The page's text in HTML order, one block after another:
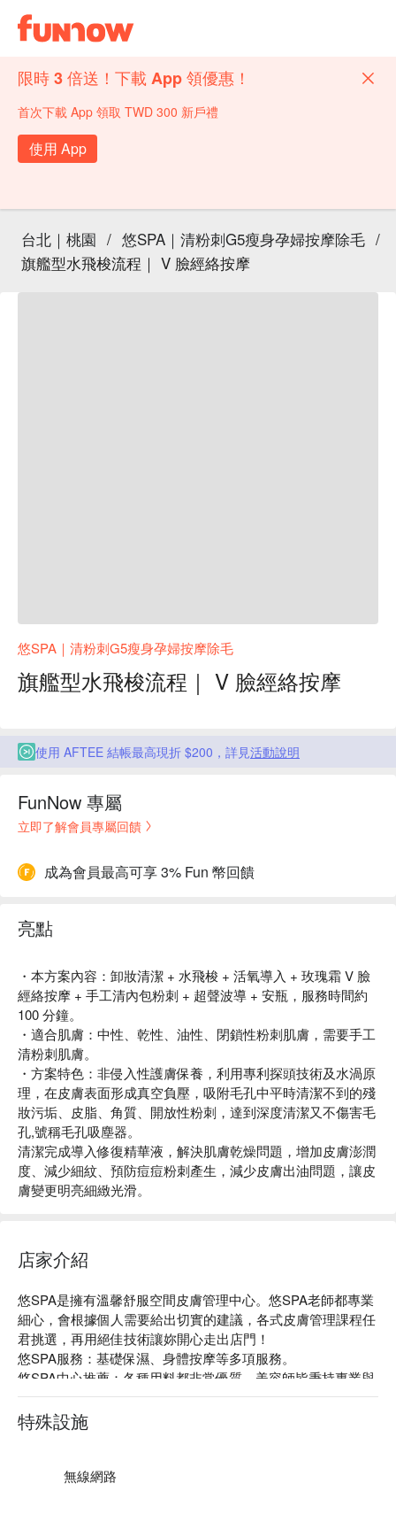
限時 3 倍送！下載 App 領優惠！
首次下載 App 領取 TWD 300 新戶禮
使用 App
台北｜桃園 / 悠SPA｜清粉刺G5瘦身孕婦按摩除毛 /
旗艦型水飛梭流程｜ V 臉經絡按摩
悠SPA｜清粉刺G5瘦身孕婦按摩除毛
旗艦型水飛梭流程｜ V 臉經絡按摩
使用 AFTEE 結帳最高現折 $200，詳見活動說明
FunNow 專屬
立即了解會員專屬回饋
成為會員最高可享 3% Fun 幣回饋
亮點
・本方案內容：卸妝清潔 + 水飛梭 + 活氧導入 + 玫瑰霜 V 臉
經絡按摩 + 手工清內包粉刺 + 超聲波導 + 安瓶，服務時間約
100 分鐘。
・適合肌膚：中性、乾性、油性、閉鎖性粉刺肌膚，需要手工
清粉刺肌膚。
・方案特色：非侵入性護膚保養，利用專利探頭技術及水渦原
理，在皮膚表面形成真空負壓，吸附毛孔中平時清潔不到的殘
妝污垢、皮脂、角質、開放性粉刺，達到深度清潔又不傷害毛
孔,號稱毛孔吸塵器。
清潔完成導入修復精華液，解決肌膚乾燥問題，增加皮膚澎潤
度、減少細紋、預防痘痘粉刺產生，減少皮膚出油問題，讓皮
膚變更明亮細緻光滑。
店家介紹
悠SPA是擁有溫馨舒服空間皮膚管理中心。悠SPA老師都專業
細心，會根據個人需要給出切實的建議，各式皮膚管理課程任
君挑選，再用絕佳技術讓妳開心走出店門！
悠SPA服務：基礎保濕、身體按摩等多項服務。
悠SPA中心推薦：各種用料都非常優質，美容師皆秉持專業與
細心的態度，聆聽您的需求，客製化打造最適合您的理想服
務，超優惠的價錢享有專業師資級服務～
悠SPA中心預約、悠SPA價格立刻查看⬇︎
特殊設施
無線網路